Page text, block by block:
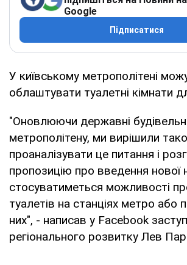
Google
Підписатися
У київському метрополітені
облаштувати туалетні кімнати
"Оновлюючи державні
метрополітену, ми вирішили
проаналізувати це питання і
пропозицію про введення нової
стосуватиметься можливості
туалетів на станціях метро або
них", - написав у Facebook
регіонального розвитку Лев